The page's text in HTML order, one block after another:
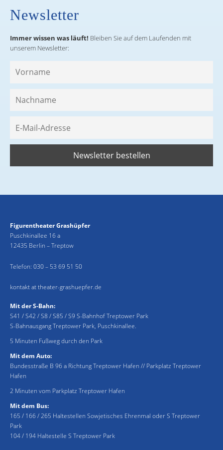
Newsletter
Immer wissen was läuft! Bleiben Sie auf dem Laufenden mit
unserem Newsletter:
Figurentheater Grashüpfer
Puschkinallee 16 a
12435 Berlin – Treptow
Telefon: 030 – 53 69 51 50
kontakt at theater-grashuepfer.de
Mit der S-Bahn:
S41 / S42 / S8 / S85 / S9 S-Bahnhof Treptower Park
S-Bahnausgang Treptower Park, Puschkinallee.
5 Minuten Fußweg durch den Park
Mit dem Auto:
Bundesstraße B 96 a Richtung Treptower Hafen // Parkplatz Treptower
Hafen
2 Minuten vom Parkplatz Treptower Hafen
Mit dem Bus:
165 / 166 / 265 Haltestellen Sowjetisches Ehrenmal oder S Treptower
Park
104 / 194 Haltestelle S Treptower Park